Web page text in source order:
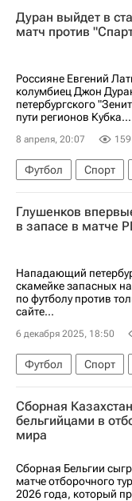
Сергей Малый
Дуран выйдет в
матч против
Россияне Евгений
колумбиец Джон
петербургского
пути регионов Кубка...
8 апреля, 20:07 159
Футбол Спорт
Евгений Латышонок
Спартак Москва
Глушенков
в запасе в матче
Нападающий
скамейке запасных
по футболу против
сайте...
6 декабря 2025, 18:50
Футбол Спорт
Максим Глушенков
Денис Адамов
Динамо Москва
РПЛ 2026-2027
Сборная
бельгийцами в
мира
Сборная Бельгии
матче отборочного
2026 года, который